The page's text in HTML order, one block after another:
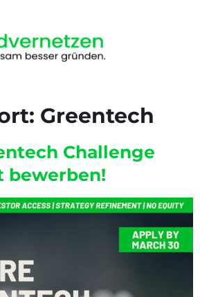
Greentech
Challenge
bewerben!